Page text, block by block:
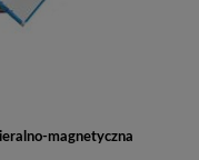
magnetyczna